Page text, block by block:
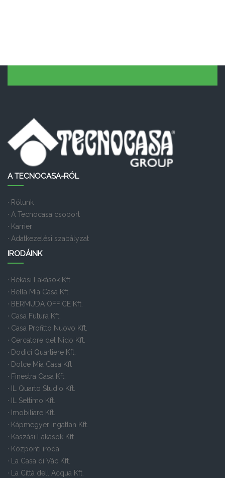
A TECNOCASA-RÓL
· Rólunk
· A Tecnocasa csoport
· Karrier
· Adatkezelési szabályzat
IRODÁINK
· Békási Lakások Kft.
· Bella Mia Casa Kft.
· BERMUDA OFFICE Kft.
· Casa Futura Kft.
· Casa Profitto Nuovo Kft.
· Cercatore del Nido Kft.
· Dodici Quartiere Kft.
· Dolce Mia Casa Kft
· Finestra Casa Kft.
· IL Quarto Studio Kft.
· IL Settimo Kft.
· Imobiliare Kft.
· Kápmegyer Ingatlan Kft.
· Kaszási Lakások Kft.
· Központi iroda
· La Casa di Vác Kft.
· La Città dell Acqua Kft.